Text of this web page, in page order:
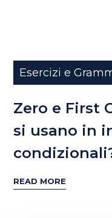
Esercizi e
Zero e First
si usano in
READ MORE